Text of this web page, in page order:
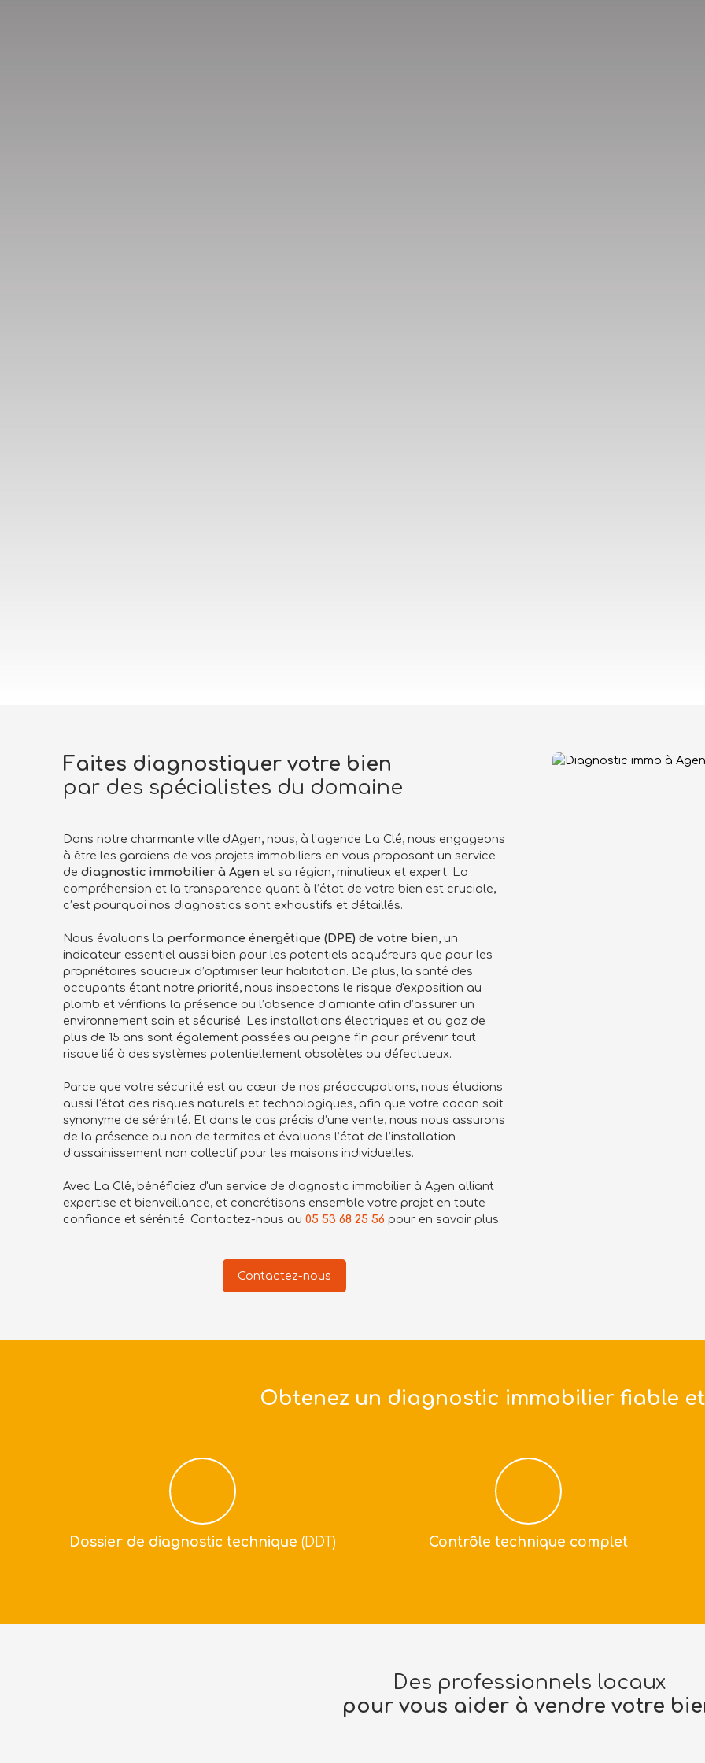
Faites diagnostiquer votre bien
par des spécialistes du domaine
Dans notre charmante ville d'Agen, nous, à l’agence La Clé, nous engageons
à être les gardiens de vos projets immobiliers en vous proposant un service
de diagnostic immobilier à Agen et sa région, minutieux et expert. La
compréhension et la transparence quant à l’état de votre bien est cruciale,
c’est pourquoi nos diagnostics sont exhaustifs et détaillés.
Nous évaluons la performance énergétique (DPE) de votre bien, un
indicateur essentiel aussi bien pour les potentiels acquéreurs que pour les
propriétaires soucieux d’optimiser leur habitation. De plus, la santé des
occupants étant notre priorité, nous inspectons le risque d'exposition au
plomb et vérifions la présence ou l’absence d’amiante afin d’assurer un
environnement sain et sécurisé. Les installations électriques et au gaz de
plus de 15 ans sont également passées au peigne fin pour prévenir tout
risque lié à des systèmes potentiellement obsolètes ou défectueux.
Parce que votre sécurité est au cœur de nos préoccupations, nous étudions
aussi l'état des risques naturels et technologiques, afin que votre cocon soit
synonyme de sérénité. Et dans le cas précis d’une vente, nous nous assurons
de la présence ou non de termites et évaluons l’état de l’installation
d’assainissement non collectif pour les maisons individuelles.
Avec La Clé, bénéficiez d'un service de diagnostic immobilier à Agen alliant
expertise et bienveillance, et concrétisons ensemble votre projet en toute
confiance et sérénité. Contactez-nous au 05 53 68 25 56 pour en savoir plus.
Contactez-nous
Obtenez un diagnostic immobilier fiable
Dossier de diagnostic technique (DDT) Contrôle technique complet
Des professionnels locaux
pour vous aider à vendre votre